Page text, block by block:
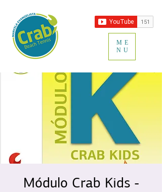
ME
NU
Módulo Crab Kids -